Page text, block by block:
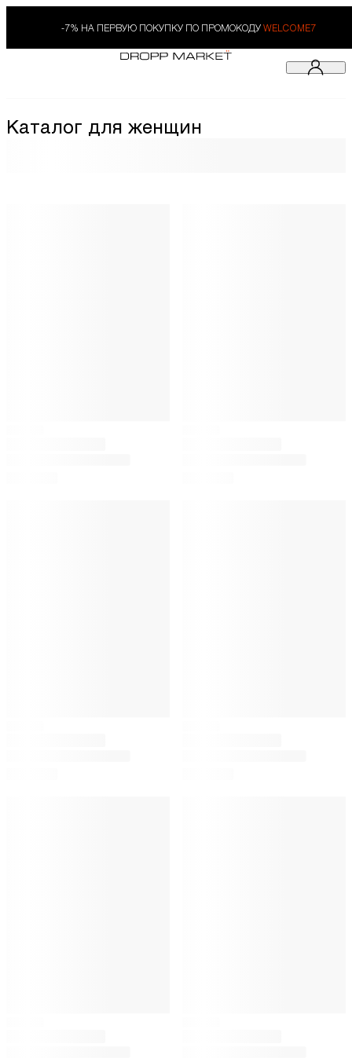
-7% НА ПЕРВУЮ ПОКУПКУ ПО ПРОМОКОДУ WELCOME7
Каталог для женщин